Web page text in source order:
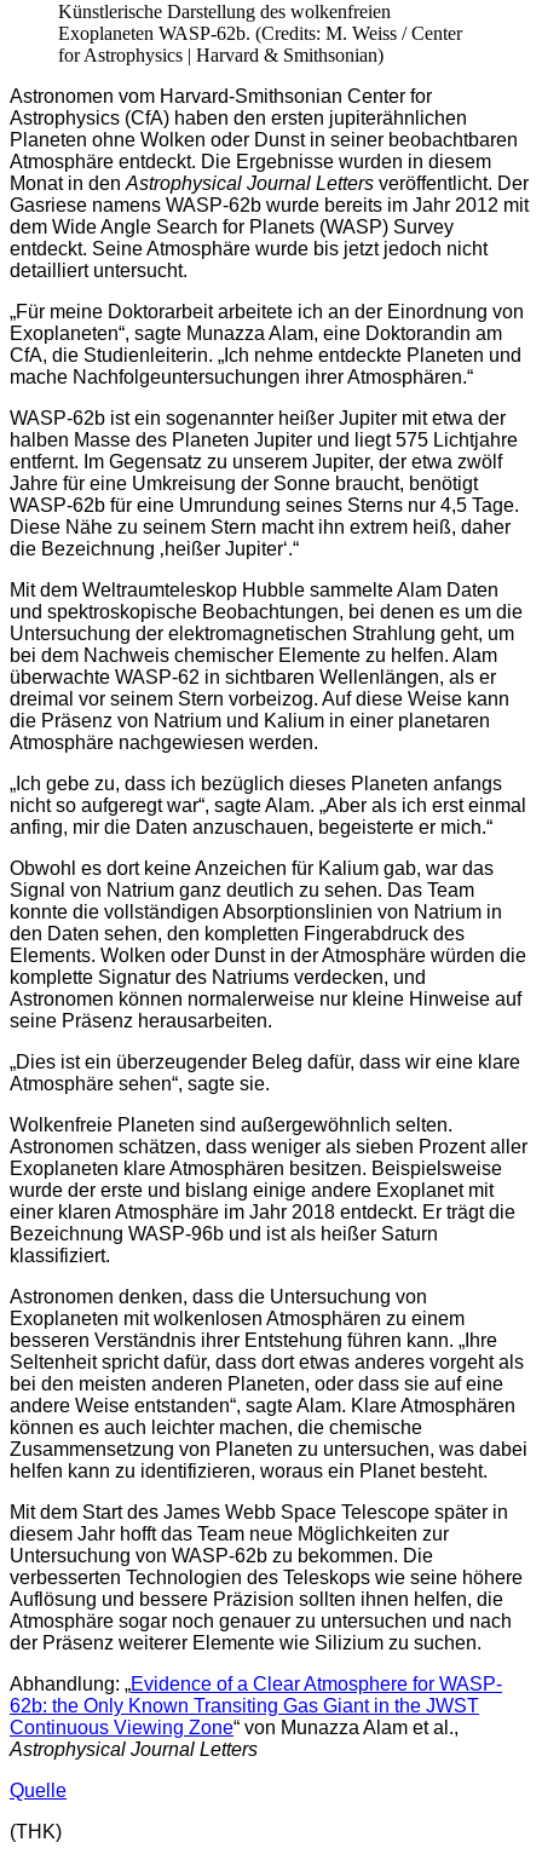
Künstlerische Darstellung des wolkenfreien
Exoplaneten WASP-62b. (Credits: M. Weiss / Center
for Astrophysics | Harvard & Smithsonian)
Astronomen vom Harvard-Smithsonian Center for
Astrophysics (CfA) haben den ersten jupiterähnlichen
Planeten ohne Wolken oder Dunst in seiner beobachtbaren
Atmosphäre entdeckt. Die Ergebnisse wurden in diesem
Monat in den Astrophysical Journal Letters veröffentlicht. Der
Gasriese namens WASP-62b wurde bereits im Jahr 2012 mit
dem Wide Angle Search for Planets (WASP) Survey
entdeckt. Seine Atmosphäre wurde bis jetzt jedoch nicht
detailliert untersucht.
„Für meine Doktorarbeit arbeitete ich an der Einordnung von
Exoplaneten“, sagte Munazza Alam, eine Doktorandin am
CfA, die Studienleiterin. „Ich nehme entdeckte Planeten und
mache Nachfolgeuntersuchungen ihrer Atmosphären.“
WASP-62b ist ein sogenannter heißer Jupiter mit etwa der
halben Masse des Planeten Jupiter und liegt 575 Lichtjahre
entfernt. Im Gegensatz zu unserem Jupiter, der etwa zwölf
Jahre für eine Umkreisung der Sonne braucht, benötigt
WASP-62b für eine Umrundung seines Sterns nur 4,5 Tage.
Diese Nähe zu seinem Stern macht ihn extrem heiß, daher
die Bezeichnung ‚heißer Jupiter‘.“
Mit dem Weltraumteleskop Hubble sammelte Alam Daten
und spektroskopische Beobachtungen, bei denen es um die
Untersuchung der elektromagnetischen Strahlung geht, um
bei dem Nachweis chemischer Elemente zu helfen. Alam
überwachte WASP-62 in sichtbaren Wellenlängen, als er
dreimal vor seinem Stern vorbeizog. Auf diese Weise kann
die Präsenz von Natrium und Kalium in einer planetaren
Atmosphäre nachgewiesen werden.
„Ich gebe zu, dass ich bezüglich dieses Planeten anfangs
nicht so aufgeregt war“, sagte Alam. „Aber als ich erst einmal
anfing, mir die Daten anzuschauen, begeisterte er mich.“
Obwohl es dort keine Anzeichen für Kalium gab, war das
Signal von Natrium ganz deutlich zu sehen. Das Team
konnte die vollständigen Absorptionslinien von Natrium in
den Daten sehen, den kompletten Fingerabdruck des
Elements. Wolken oder Dunst in der Atmosphäre würden die
komplette Signatur des Natriums verdecken, und
Astronomen können normalerweise nur kleine Hinweise auf
seine Präsenz herausarbeiten.
„Dies ist ein überzeugender Beleg dafür, dass wir eine klare
Atmosphäre sehen“, sagte sie.
Wolkenfreie Planeten sind außergewöhnlich selten.
Astronomen schätzen, dass weniger als sieben Prozent aller
Exoplaneten klare Atmosphären besitzen. Beispielsweise
wurde der erste und bislang einige andere Exoplanet mit
einer klaren Atmosphäre im Jahr 2018 entdeckt. Er trägt die
Bezeichnung WASP-96b und ist als heißer Saturn
klassifiziert.
Astronomen denken, dass die Untersuchung von
Exoplaneten mit wolkenlosen Atmosphären zu einem
besseren Verständnis ihrer Entstehung führen kann. „Ihre
Seltenheit spricht dafür, dass dort etwas anderes vorgeht als
bei den meisten anderen Planeten, oder dass sie auf eine
andere Weise entstanden“, sagte Alam. Klare Atmosphären
können es auch leichter machen, die chemische
Zusammensetzung von Planeten zu untersuchen, was dabei
helfen kann zu identifizieren, woraus ein Planet besteht.
Mit dem Start des James Webb Space Telescope später in
diesem Jahr hofft das Team neue Möglichkeiten zur
Untersuchung von WASP-62b zu bekommen. Die
verbesserten Technologien des Teleskops wie seine höhere
Auflösung und bessere Präzision sollten ihnen helfen, die
Atmosphäre sogar noch genauer zu untersuchen und nach
der Präsenz weiterer Elemente wie Silizium zu suchen.
Abhandlung: „Evidence of a Clear Atmosphere for WASP-
62b: the Only Known Transiting Gas Giant in the JWST
Continuous Viewing Zone“ von Munazza Alam et al.,
Astrophysical Journal Letters
Quelle
(THK)